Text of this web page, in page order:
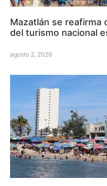
Mazatlán se reafirma
del turismo nacional
agosto 2, 2026